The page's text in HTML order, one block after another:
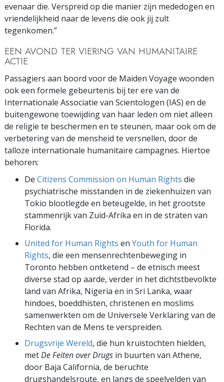
evenaar die. Verspreid op die manier zijn mededogen en
vriendelijkheid naar de levens die ook jij zult
tegenkomen.”
EEN AVOND TER VIERING VAN HUMANITAIRE
ACTIE
Passagiers aan boord voor de Maiden Voyage woonden
ook een formele gebeurtenis bij ter ere van de
Internationale Associatie van Scientologen (IAS) en de
buitengewone toewijding van haar leden om niet alleen
de religie te beschermen en te steunen, maar ook om de
verbetering van de mensheid te versnellen, door de
talloze internationale humanitaire campagnes. Hiertoe
behoren:
De Citizens Commission on Human Rights die
psychiatrische misstanden in de ziekenhuizen van
Tokio blootlegde en beteugelde, in het grootste
stammenrijk van Zuid-Afrika en in de straten van
Florida.
United for Human Rights en Youth for Human
Rights, die een mensenrechtenbeweging in
Toronto hebben ontketend – de etnisch meest
diverse stad op aarde, verder in het dichtstbevolkte
land van Afrika, Nigeria en in Sri Lanka, waar
hindoes, boeddhisten, christenen en moslims
samenwerkten om de Universele Verklaring van de
Rechten van de Mens te verspreiden.
Drugsvrije Wereld, die hun kruistochten hielden,
metDe Feiten over Drugs in buurten van Athene,
door Baja California, de beruchte
drugshandelsroute, en langs de speelvelden van